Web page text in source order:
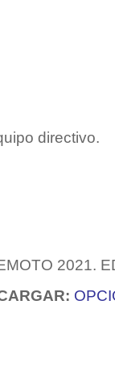
directivo.
2021.